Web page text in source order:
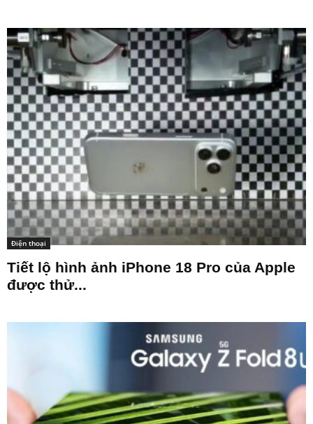
Điện thoại
Tiết lộ hình ảnh iPhone 18 Pro của Apple
được thử...